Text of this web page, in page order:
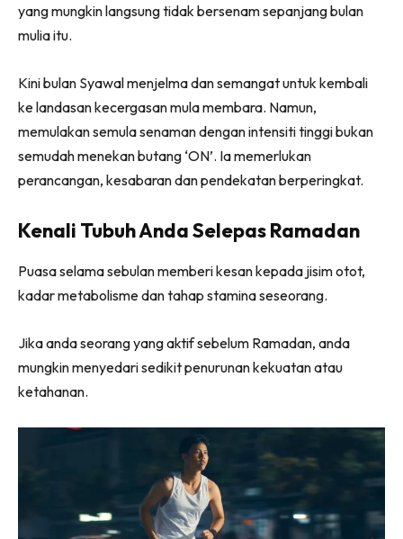
yang mungkin langsung tidak bersenam sepanjang bulan
mulia itu.
Kini bulan Syawal menjelma dan semangat untuk kembali
ke landasan kecergasan mula membara. Namun,
memulakan semula senaman dengan intensiti tinggi bukan
semudah menekan butang ‘ON’. Ia memerlukan
perancangan, kesabaran dan pendekatan berperingkat.
Kenali Tubuh Anda Selepas Ramadan
Puasa selama sebulan memberi kesan kepada jisim otot,
kadar metabolisme dan tahap stamina seseorang.
Jika anda seorang yang aktif sebelum Ramadan, anda
mungkin menyedari sedikit penurunan kekuatan atau
ketahanan.